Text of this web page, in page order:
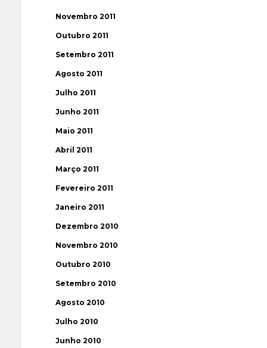
Novembro 2011
Outubro 2011
Setembro 2011
Agosto 2011
Julho 2011
Junho 2011
Maio 2011
Abril 2011
Março 2011
Fevereiro 2011
Janeiro 2011
Dezembro 2010
Novembro 2010
Outubro 2010
Setembro 2010
Agosto 2010
Julho 2010
Junho 2010